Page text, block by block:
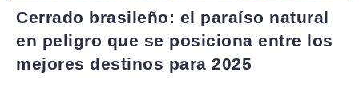
Cerrado brasileño: el paraíso natural
en peligro que se posiciona entre los
mejores destinos para 2025